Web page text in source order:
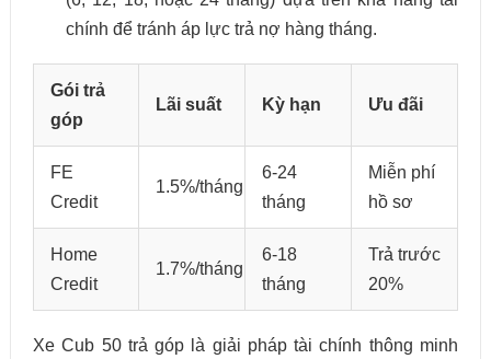
chính để tránh áp lực trả nợ hàng tháng.
Gói trả
góp
Lãi suất Kỳ hạn Ưu đãi
FE
Credit
1.5%/tháng
6-24
tháng
Miễn phí
hồ sơ
Home
Credit
1.7%/tháng
6-18
tháng
Trả trước
20%
Xe Cub 50 trả góp là giải pháp tài chính thông minh